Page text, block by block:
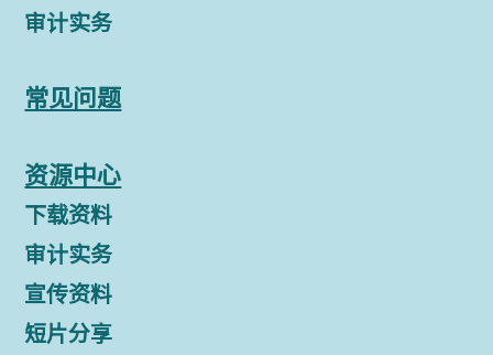
审计实务
常见问题
资源中心
下载资料
审计实务
宣传资料
短片分享